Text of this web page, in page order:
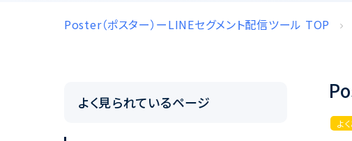
Poster（ポスター）ーLINEセグメント配信ツール TOP
よく見られているページ
よ